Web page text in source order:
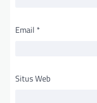
Email *
Situs Web